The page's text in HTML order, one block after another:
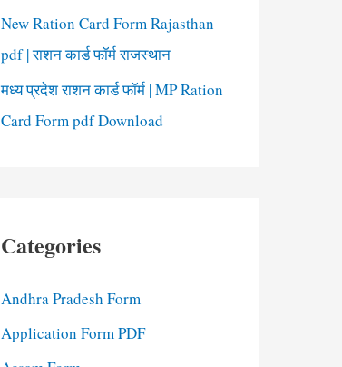
New Ration Card Form Rajasthan
pdf | राशन कार्ड फॉर्म राजस्थान
मध्य प्रदेश राशन कार्ड फॉर्म | MP Ration
Card Form pdf Download
Categories
Andhra Pradesh Form
Application Form PDF